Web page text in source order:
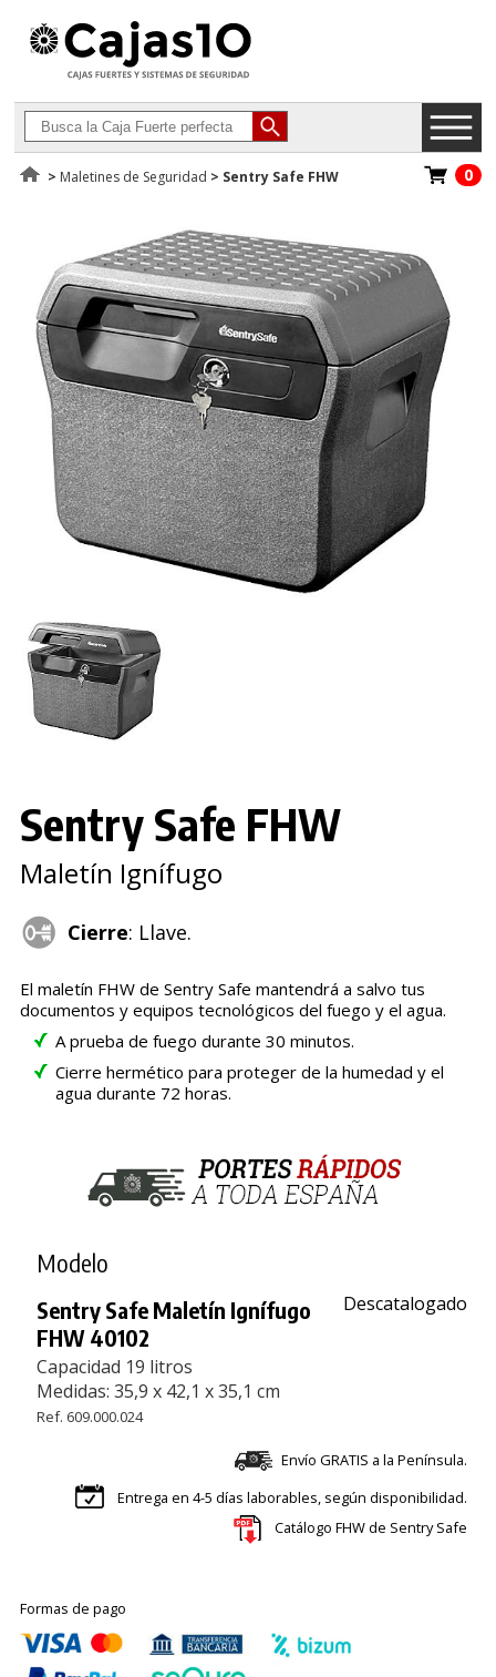
> Maletines de Seguridad > Sentry Safe FHW 0
Sentry Safe FHW
Maletín Ignífugo
Cierre: Llave.
El maletín FHW de Sentry Safe mantendrá a salvo tus
documentos y equipos tecnológicos del fuego y el agua.
A prueba de fuego durante 30 minutos.
Cierre hermético para proteger de la humedad y el
agua durante 72 horas.
Modelo
Sentry Safe Maletín Ignífugo
FHW 40102
Capacidad 19 litros
Medidas: 35,9 x 42,1 x 35,1 cm
Ref. 609.000.024
Descatalogado
Envío GRATIS a la Península.
Entrega en 4-5 días laborables, según disponibilidad.
Catálogo FHW de Sentry Safe
Formas de pago